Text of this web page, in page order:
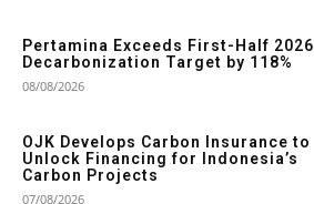
Pertamina Exceeds First-Half 2026
Decarbonization Target by 118%
08/08/2026
OJK Develops Carbon Insurance to
Unlock Financing for Indonesia’s
Carbon Projects
07/08/2026